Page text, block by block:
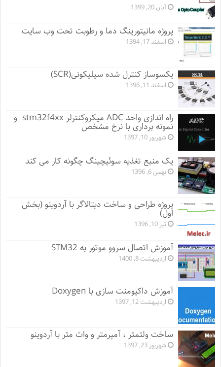
آبان 20, 1399
پروژه مانيتورينگ دما و رطوبت تحت وب سایت
اسفند 17, 1394
یکسوساز کنترل شده سیلیکونی(SCR)
اسفند 11, 1396
راه اندازی واحد ADC میکروکنترلر stm32f4xx و
نمونه برداری با نرخ مشخص
شهریور 10, 1397
یک منبع تغذیه سوئیچینگ چگونه کار می کند
بهمن 6, 1396
پروژه طراحی و ساخت دیتالاگر با آردوینو (بخش
اول)
تیر 10, 1396
آموزش اتصال سروو موتور به STM32
اردیبهشت 8, 1400
آموزش داکیومنت سازی با Doxygen
اردیبهشت 12, 1397
ساخت ولتمتر ، آمپرمتر و وات متر با آردوینو
شهریور 23, 1397